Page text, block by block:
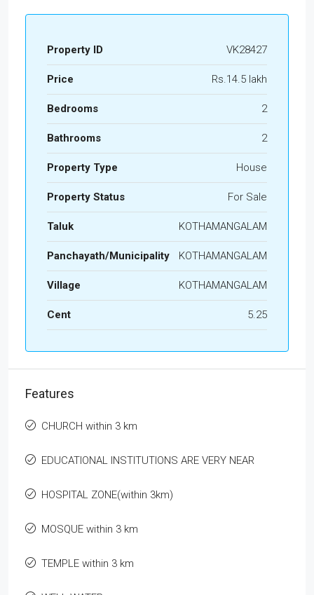
Property ID VK28427
Price Rs.14.5 lakh
Bedrooms 2
Bathrooms 2
Property Type House
Property Status For Sale
Taluk KOTHAMANGALAM
Panchayath/Municipality KOTHAMANGALAM
Village KOTHAMANGALAM
Cent 5.25
Features
CHURCH within 3 km
EDUCATIONAL INSTITUTIONS ARE VERY NEAR
HOSPITAL ZONE(within 3km)
MOSQUE within 3 km
TEMPLE within 3 km